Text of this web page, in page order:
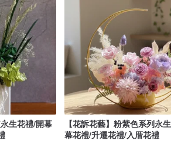
生花禮/開幕
【花訴花藝】粉紫色系列永
幕花禮/升遷花禮/入厝花禮